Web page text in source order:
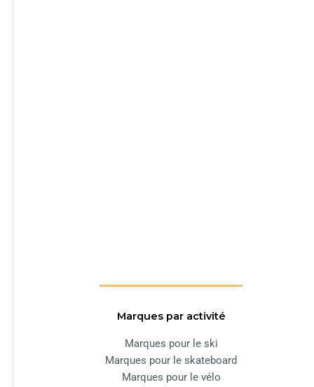
Marques par activité
Marques pour le ski
Marques pour le skateboard
Marques pour le vélo